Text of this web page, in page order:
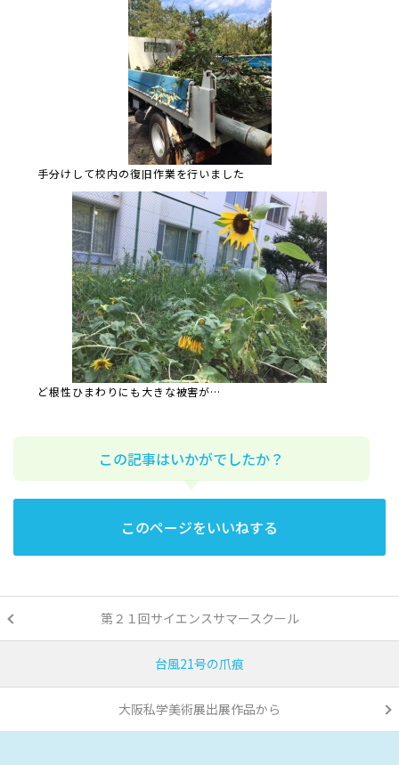
手分けして校内の復旧作業を行いました
ど根性ひまわりにも大きな被害が…
この記事はいかがでしたか？
このページをいいねする
第２１回サイエンスサマースクール
台風21号の爪痕
大阪私学美術展出展作品から